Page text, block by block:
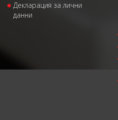
Декларация за лични
данни